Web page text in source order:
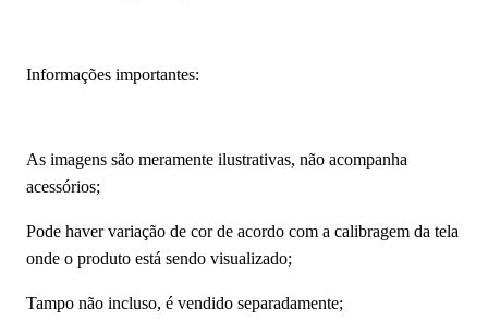
Informações importantes:
As imagens são meramente ilustrativas, não acompanha
acessórios;
Pode haver variação de cor de acordo com a calibragem da tela
onde o produto está sendo visualizado;
Tampo não incluso, é vendido separadamente;